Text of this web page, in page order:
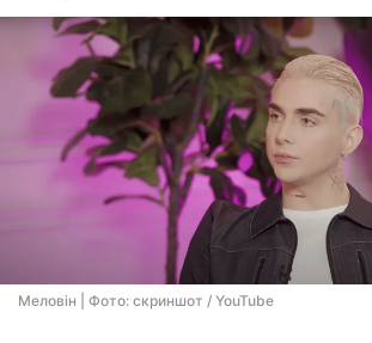
Меловін | Фото: скриншот / YouTube